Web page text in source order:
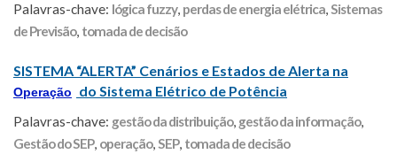
Palavras-chave: lógica fuzzy, perdas de energia elétrica,Sistemas
de Previsão, tomada de decisão
SISTEMA “ALERTA” Cenários e Estados de Alerta na
Operação do Sistema Elétrico de Potência
Palavras-chave: gestão da distribuição, gestão da informação,
Gestão do SEP, operação,SEP, tomada de decisão